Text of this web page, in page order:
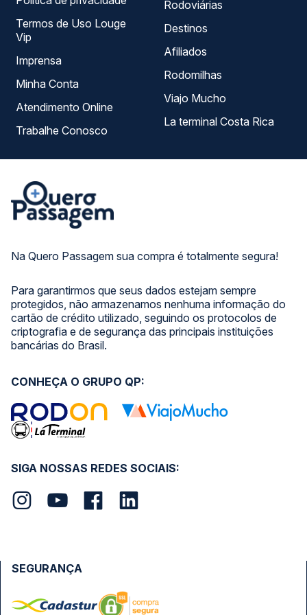
Na Quero Passagem sua compra é totalmente segura!
Para garantirmos que seus dados estejam sempre
protegidos, não armazenamos nenhuma informação do
cartão de crédito utilizado, seguindo os protocolos de
criptografia e de segurança das principais instituições
bancárias do Brasil.
Termos de Uso Louge
Vip
Imprensa
Minha Conta
Atendimento Online
Trabalhe Conosco
Rodoviárias
Destinos
Afiliados
Rodomilhas
Viajo Mucho
La terminal Costa Rica
SIGA NOSSAS REDES SOCIAIS:
CONHEÇA O GRUPO QP:
SEGURANÇA